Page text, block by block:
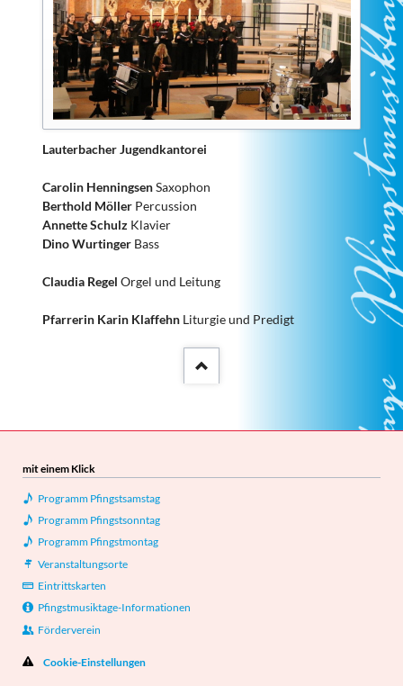
Lauterbacher Jugendkantorei
Carolin HenningsenSaxophon
Berthold Möller Percussion
Annette Schulz Klavier
Dino Wurtinger Bass
Claudia Regel Orgel und Leitung
Pfarrerin Karin Klaffehn Liturgie und Predigt
mit einem Klick
Programm Pfingstsamstag
Programm Pfingstsonntag
Programm Pfingstmontag
Veranstaltungsorte
Eintrittskarten
Pfingstmusiktage-Informationen
Förderverein
Cookie-Einstellungen